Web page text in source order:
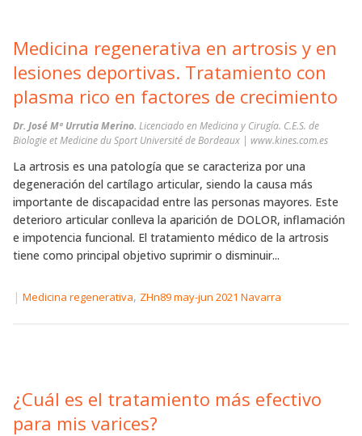
Medicina regenerativa en artrosis y en
lesiones deportivas. Tratamiento con
plasma rico en factores de crecimiento
Dr. José Mª Urrutia Merino. Licenciado en Medicina y Cirugía. C.E.S. de
Biologie et Medicine du Sport Université de Bordeaux | www.kines.com.es
La artrosis es una patología que se caracteriza por una
degeneración del cartílago articular, siendo la causa más
importante de discapacidad entre las personas mayores. Este
deterioro articular conlleva la aparición de DOLOR, inflamación
e impotencia funcional. El tratamiento médico de la artrosis
tiene como principal objetivo suprimir o disminuir...
| Medicina regenerativa, ZHn89 may-jun 2021 Navarra
¿Cuál es el tratamiento más efectivo
para mis varices?